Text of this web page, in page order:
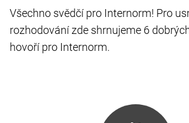
Všechno svědčí pro Internorm! Pro
rozhodování zde shrnujeme 6
hovoří pro Internorm.